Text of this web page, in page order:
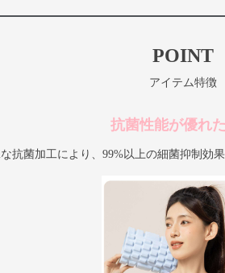
POINT
アイテム特徴
抗菌性能が優れ
抗菌加工により、99%以上の細菌抑制効